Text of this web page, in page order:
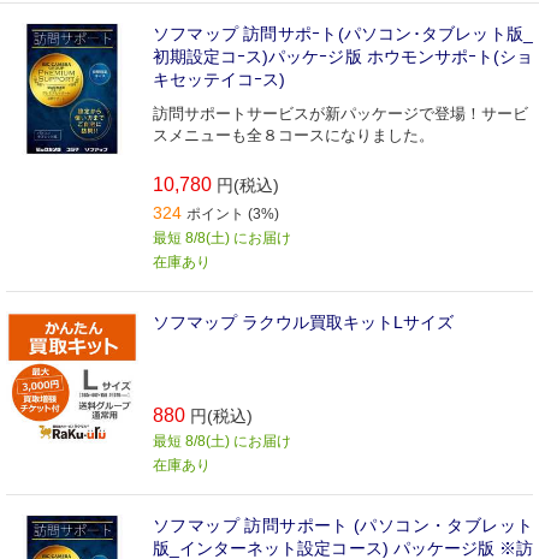
ソフマップ 訪問サポｰト(パソコン･タブレット版_
初期設定コｰス)パッケｰジ版 ホウモンサポｰト(ショ
キセッテイコｰス)
訪問サポートサービスが新パッケージで登場！サービ
スメニューも全８コースになりました。
10,780 円(税込)
324 ポイント (3%)
最短 8/8(土) にお届け
在庫あり
ソフマップ ラクウル買取キットLサイズ
880 円(税込)
最短 8/8(土) にお届け
在庫あり
ソフマップ 訪問サポート (パソコン・タブレット
版_インターネット設定コース) パッケージ版 ※訪